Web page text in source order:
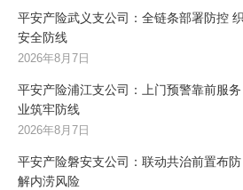
平安产险武义支公司：全链条部署防控
安全防线
2026年8月7日
平安产险浦江支公司：上门预警靠前服
业筑牢防线
2026年8月7日
平安产险磐安支公司：联动共治前置布
解内涝风险